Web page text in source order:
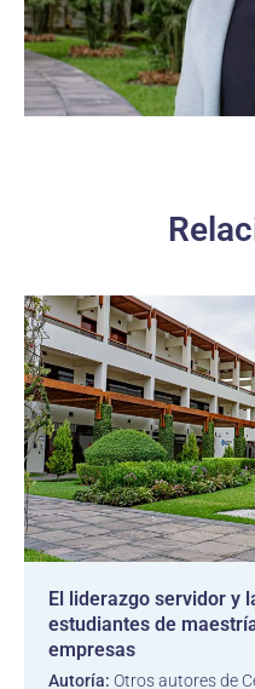
El liderazgo servidor y
estudiantes de
empresas
Autoría: Otros autores de